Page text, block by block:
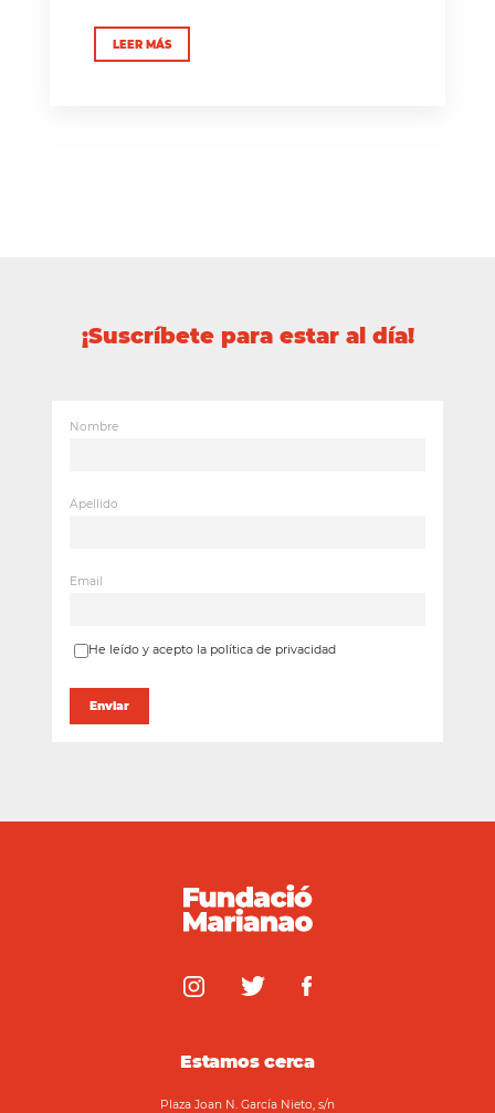
LEER MÁS
¡Suscríbete para estar al día!
Nombre
Apellido
Email
He leído y acepto la política de privacidad
Estamos cerca
Plaza Joan N. García Nieto, s/n